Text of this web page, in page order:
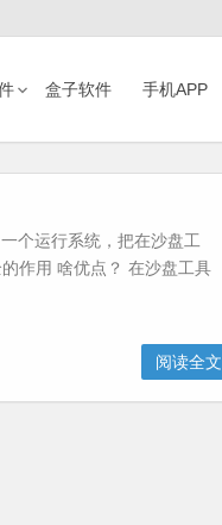
盒子软件 手机APP
个运行系统，把在沙盘工
作用 啥优点？ 在沙盘工具
阅读全文